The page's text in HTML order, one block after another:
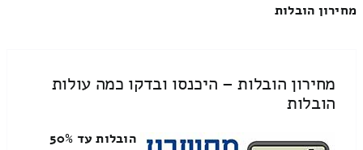
מחירון הובלות
מחירון הובלות – היכנסו ובדקו כמה עולות
הובלות
הובלות עד 50%